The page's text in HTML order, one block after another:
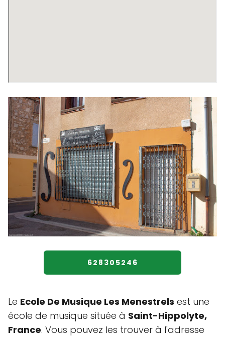
628305246
Le Ecole De Musique Les Menestrels est une
école de musique située à Saint-Hippolyte,
France. Vous pouvez les trouver à l'adresse